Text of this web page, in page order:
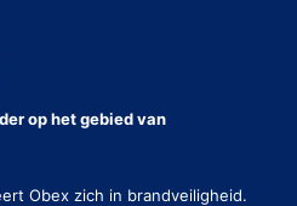
op het gebied van
Obex zich in brandveiligheid.